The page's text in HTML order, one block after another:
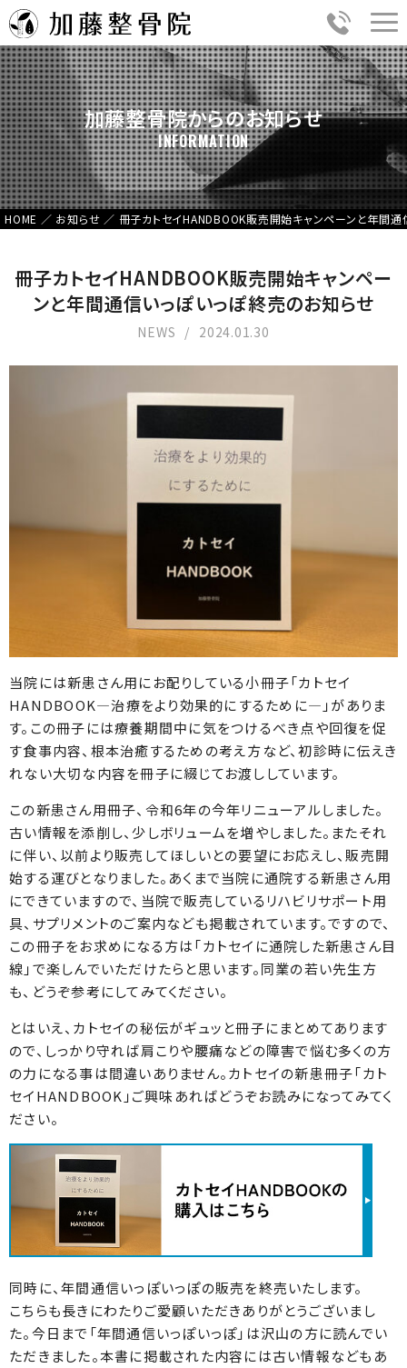
加藤整骨院からのお知らせ
INFORMATION
HOME ／ お知らせ ／ 冊子カトセイHANDBOOK販売開始キャンペーンと年間
冊子カトセイHANDBOOK販売開始キャンペー
ンと年間通信いっぽいっぽ終売のお知らせ
NEWS 2024.01.30
当院には新患さん用にお配りしている小冊子「カトセイ
HANDBOOK―治療をより効果的にするために―」がありま
す。この冊子には療養期間中に気をつけるべき点や回復を促
す食事内容、根本治癒するための考え方など、初診時に伝えき
れない大切な内容を冊子に綴じてお渡ししています。
この新患さん用冊子、令和6年の今年リニューアルしました。
古い情報を添削し、少しボリュームを増やしました。またそれ
に伴い、以前より販売してほしいとの要望にお応えし、販売開
始する運びとなりました。あくまで当院に通院する新患さん用
にできていますので、当院で販売しているリハビリサポート用
具、サプリメントのご案内なども掲載されています。ですので、
この冊子をお求めになる方は「カトセイに通院した新患さん目
線」で楽しんでいただけたらと思います。同業の若い先生方
も、どうぞ参考にしてみてください。
とはいえ、カトセイの秘伝がギュッと冊子にまとめてあります
ので、しっかり守れば肩こりや腰痛などの障害で悩む多くの方
の力になる事は間違いありません。カトセイの新患冊子「カト
セイHANDBOOK」ご興味あればどうぞお読みになってみてく
ださい。
同時に、年間通信いっぽいっぽの販売を終売いたします。
こちらも長きにわたりご愛顧いただきありがとうございまし
た。今日まで「年間通信いっぽいっぽ」は沢山の方に読んでい
ただきました。本書に掲載された内容には古い情報などもあ